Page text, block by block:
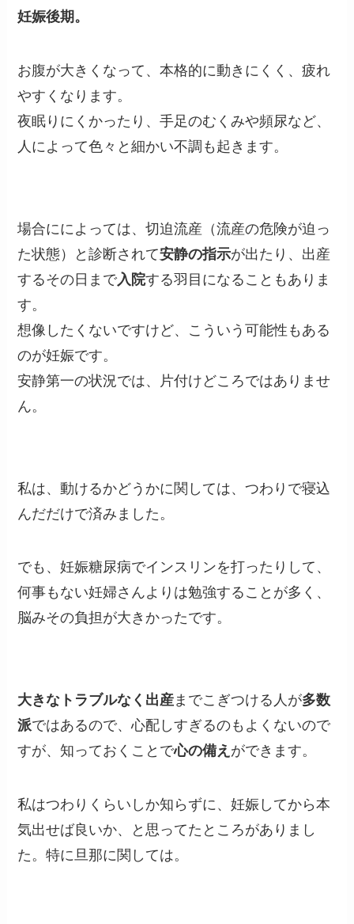
妊娠後期。
お腹が大きくなって、本格的に動きにくく、疲れ
やすくなります。
夜眠りにくかったり、手足のむくみや頻尿など、
人によって色々と細かい不調も起きます。
場合にによっては、切迫流産（流産の危険が迫っ
た状態）と診断されて安静の指示が出たり、出産
するその日まで入院する羽目になることもありま
す。
想像したくないですけど、こういう可能性もある
のが妊娠です。
安静第一の状況では、片付けどころではありませ
ん。
私は、動けるかどうかに関しては、つわりで寝込
んだだけで済みました。
でも、妊娠糖尿病でインスリンを打ったりして、
何事もない妊婦さんよりは勉強することが多く、
脳みその負担が大きかったです。
大きなトラブルなく出産までこぎつける人が多数
派ではあるので、心配しすぎるのもよくないので
すが、知っておくことで心の備え ができます。
私はつわりくらいしか知らずに、妊娠してから本
気出せば良いか、と思ってたところがありまし
た。特に旦那に関しては。